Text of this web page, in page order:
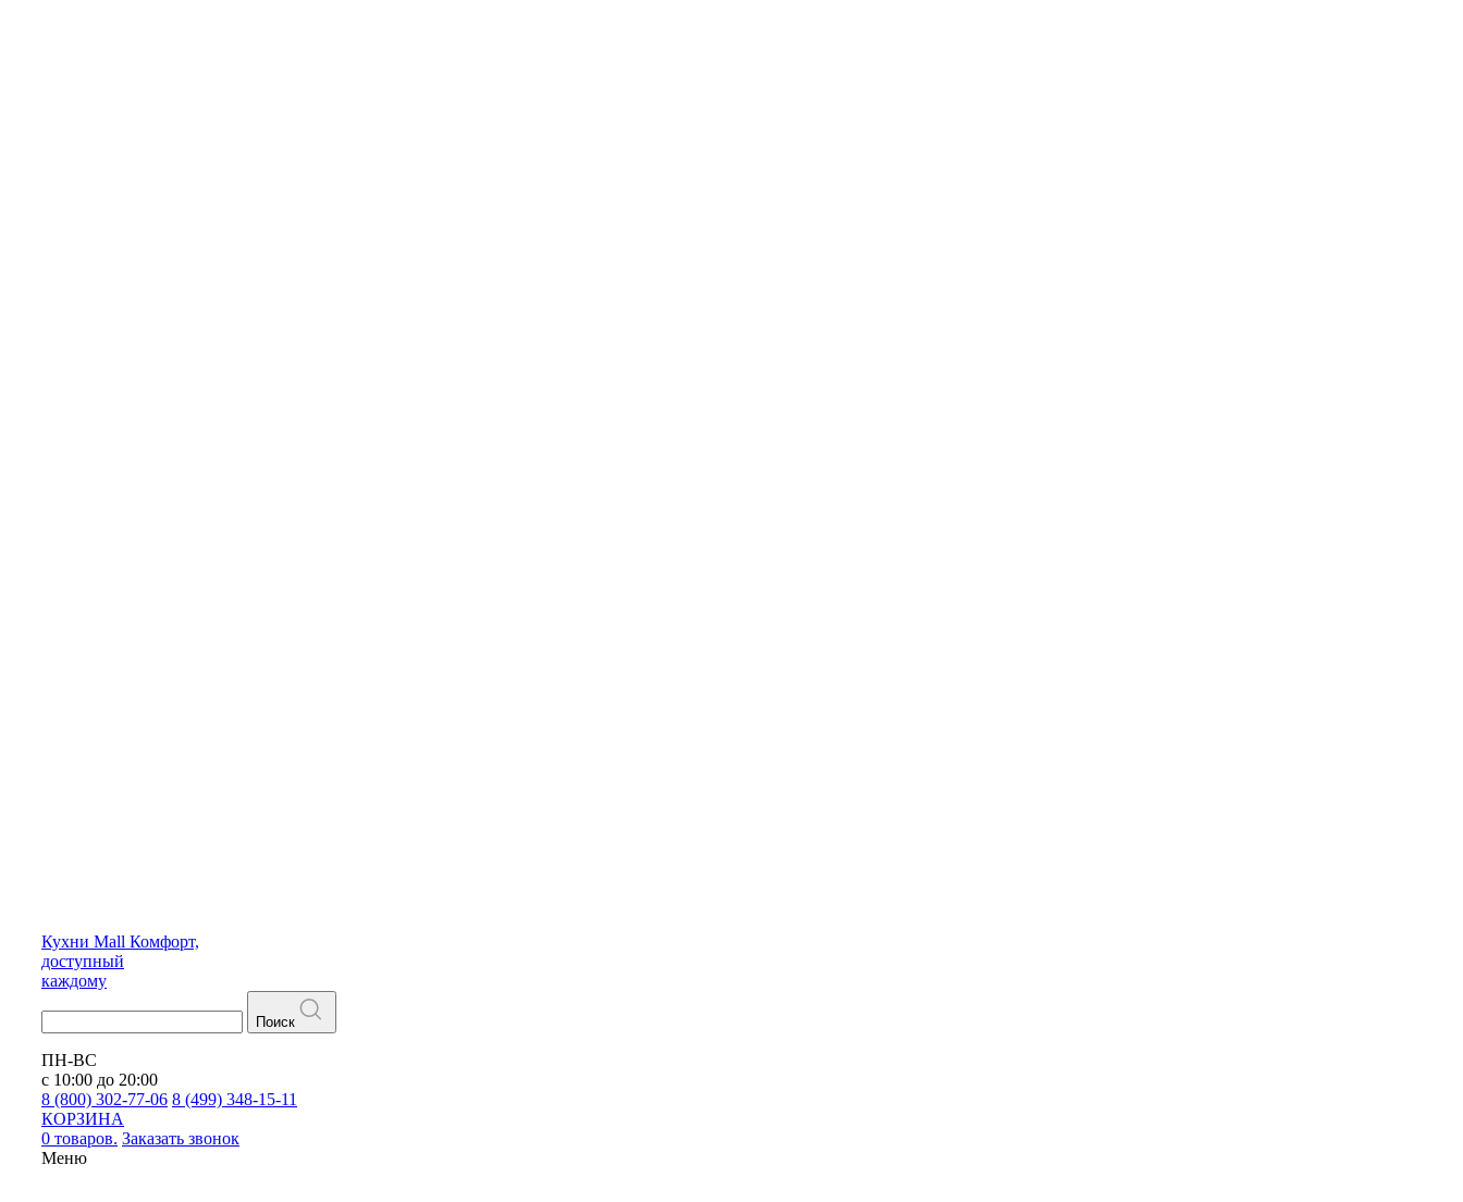
Кухни Mall Комфорт,
доступный
каждому
Поиск
ПН-ВС
с 10:00 до 20:00
8 (800) 302-77-06 8 (499) 348-15-11
КОРЗИНА
0 товаров. Заказать звонок
Меню